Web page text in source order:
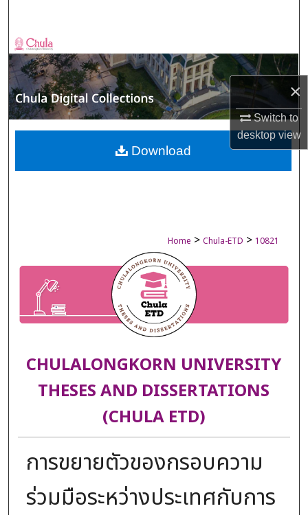
×
Switch to
desktopview
Browse Collections
My Account
About
Digital Commons Network™
Home > Chula-ETD > 10821
CHULALONGKORN UNIVERSITY
THESES AND DISSERTATIONS
(CHULA ETD)
การขยายตัวของกรอบความ
ร่วมมือระหว่างประเทศกับการ
Download